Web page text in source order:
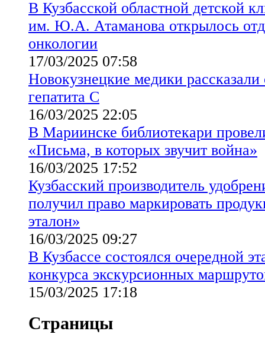
В Кузбасской областной детской
им. Ю.А. Атаманова открылось
онкологии
17/03/2025 07:58
Новокузнецкие медики
гепатита С
16/03/2025 22:05
В Мариинске библиотекари
«Письма, в которых звучит война»
16/03/2025 17:52
Кузбасский производитель
получил право маркировать
эталон»
16/03/2025 09:27
В Кузбассе состоялся очередной
конкурса экскурсионных
15/03/2025 17:18
Страницы